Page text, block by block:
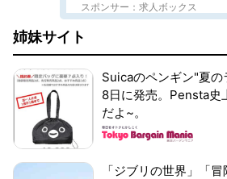
スポンサー：求人ボックス
姉妹サイト
Suicaのペンギン"夏
8日に発売。Pensta史
だよ~。
「ジブリの世界」「